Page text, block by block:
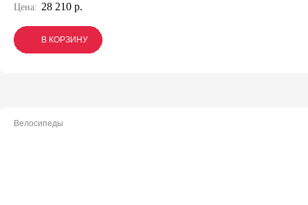
Цена: 28 210 р.
В КОРЗИНУ
В КОРЗИНУ
В КОРЗИНУ
Велосипеды